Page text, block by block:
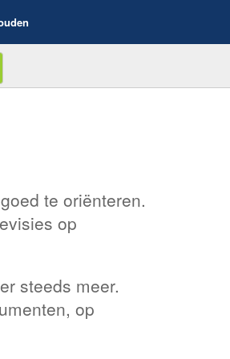
te oriënteren.
op
steeds meer.
op